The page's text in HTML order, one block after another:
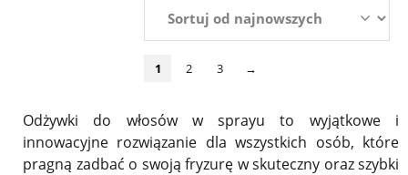
1 2 3 →
Odżywki do włosów w sprayu to wyjątkowe i
innowacyjne rozwiązanie dla wszystkich osób, które
pragną zadbać o swoją fryzurę w skuteczny oraz szybki